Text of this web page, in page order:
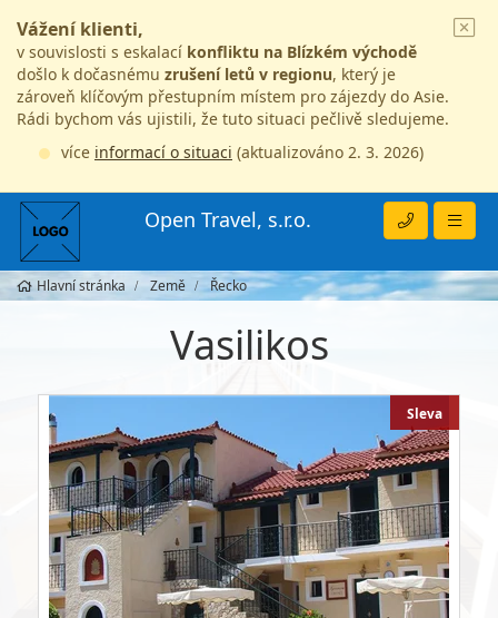
Vážení klienti,
v souvislosti s eskalací konfliktu na Blízkém východě
došlo k dočasnému zrušení letů v regionu, který je
zároveň klíčovým přestupním místem pro zájezdy do Asie.
Rádi bychom vás ujistili, že tuto situaci pečlivě sledujeme.
více informací o situaci (aktualizováno 2. 3. 2026)
Open Travel, s.r.o.
Hlavní stránka Země Řecko
Vasilikos
Sleva